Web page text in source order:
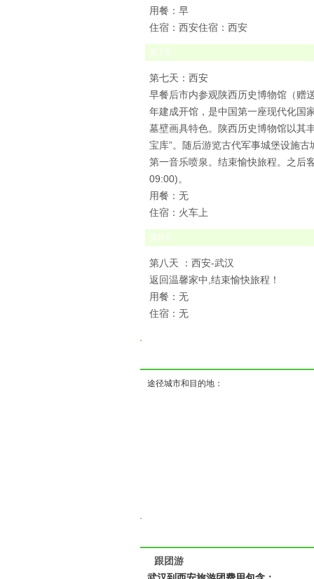
用餐：早
住宿：西安住宿：西安
第7天
第七天：西安
早餐后市内参观陕西历史博物馆（赠
年建成开馆，是中国第一座现代化国
墓壁画具特色。陕西历史博物馆以其
宝库”。随后游览古代军事城堡设施
第一音乐喷泉。结束愉快旅程。之后
09:00)。
用餐：无
住宿：火车上
第8 天
第八天 ：西安-武汉
返回温馨家中,结束愉快旅程！
用餐：无
住宿：无
途径城市和目的地：
跟团游